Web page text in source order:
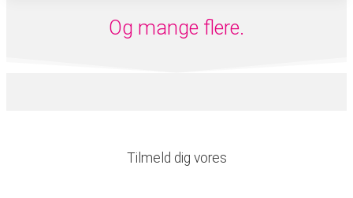
Og mange flere.
Tilmeld dig vores